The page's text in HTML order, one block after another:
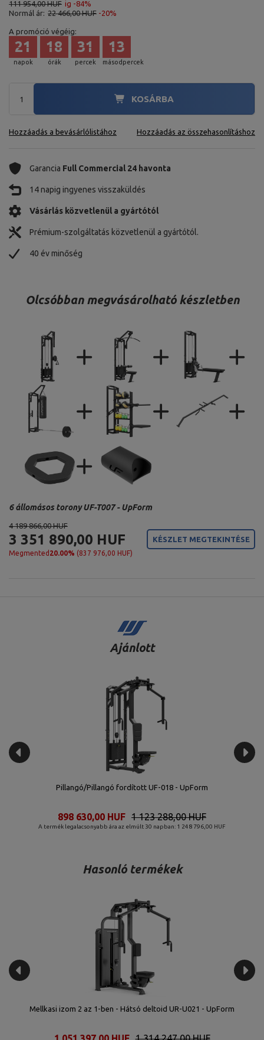
111 954,00 HUF ig -84%
Normál ár: 22 466,00 HUF -20%
A promóció végéig:
napok
21
órák
18
percek
31
másodpercek
12
KOSÁRBA
Hozzáadás a bevásárlólistához Hozzáadás az összehasonlításhoz
Garancia Full Commercial 24 havonta
14 napig ingyenes visszaküldés
Vásárlás közvetlenül a gyártótól
Prémium-szolgáltatás közvetlenül a gyártótól.
40 év minőség
Olcsóbban megvásárolható készletben
4 189 866,00 HUF
3 351 890,00 HUF
Megmented 20.00% (837 976,00 HUF)
KÉSZLET MEGTEKINTÉSE
6 állomásos torony UF-T007 - UpForm
Ajánlott
Pillangó/Pillangó fordított UF-018 - UpForm
A termék legalacsonyabb ára az elmúlt 30 napban: 1 248 796,00 HUF
1 123 288,00 HUF
898 630,00 HUF
Hasonló termékek
Mellkasi izom 2 az 1-ben - Hátsó deltoid UR-U021 - UpForm